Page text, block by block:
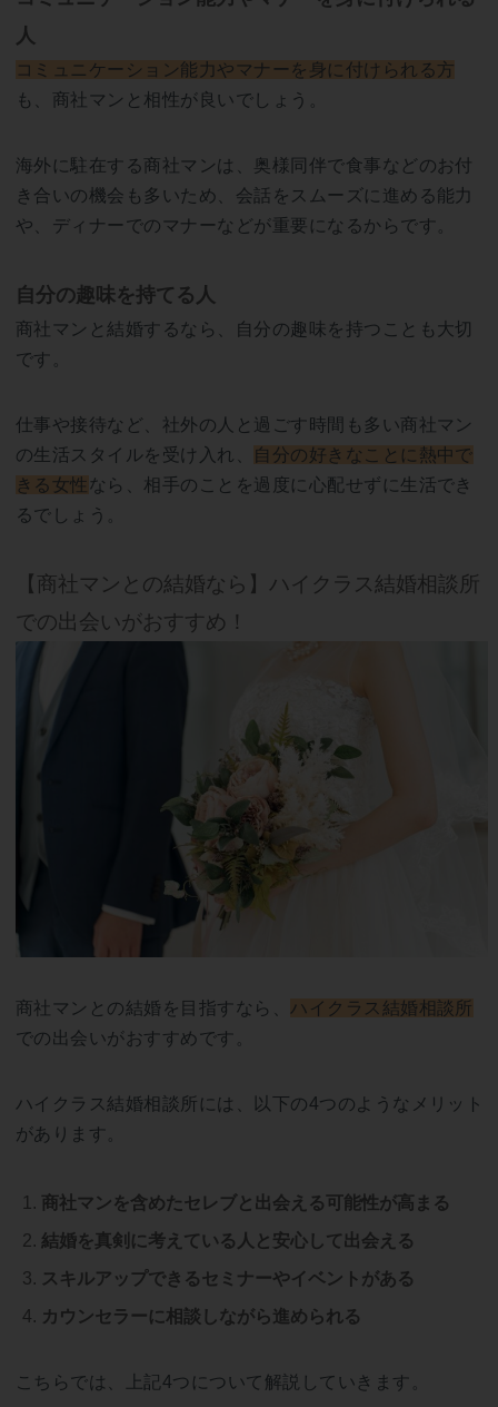
人
コミュニケーション能力やマナーを身に付けられる方
も、商社マンと相性が良いでしょう。
海外に駐在する商社マンは、奥様同伴で食事などのお付
き合いの機会も多いため、会話をスムーズに進める能力
や、ディナーでのマナーなどが重要になるからです。
自分の趣味を持てる人
商社マンと結婚するなら、自分の趣味を持つことも大切
です。
仕事や接待など、社外の人と過ごす時間も多い商社マン
の生活スタイルを受け入れ、
自分の好きなことに熱中で
きる女性なら、相手のことを過度に心配せずに生活でき
るでしょう。
【商社マンとの結婚なら】ハイクラス結婚相談所
での出会いがおすすめ！
商社マンとの結婚を目指すなら、 ハイクラス結婚相談所
での出会いがおすすめです。
ハイクラス結婚相談所には、以下の4つのようなメリット
があります。
商社マンを含めたセレブと出会える可能性が高まる
結婚を真剣に考えている人と安心して出会える
スキルアップできるセミナーやイベントがある
カウンセラーに相談しながら進められる
こちらでは、上記4つについて解説していきます。